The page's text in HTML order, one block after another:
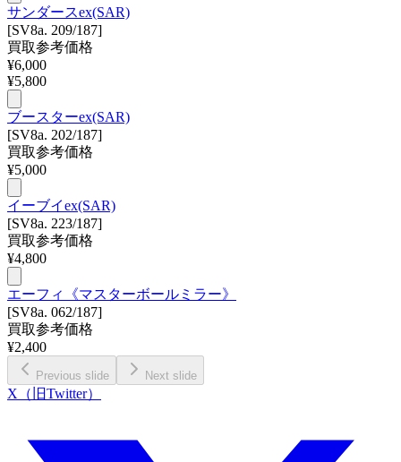
サンダースex(SAR)
[SV8a. 209/187]
買取参考価格
¥6,000
¥5,800
ブースターex(SAR)
[SV8a. 202/187]
買取参考価格
¥5,000
イーブイex(SAR)
[SV8a. 223/187]
買取参考価格
¥4,800
エーフィ《マスターボールミラー》
[SV8a. 062/187]
買取参考価格
¥2,400
Previous slide Next slide
X（旧Twitter）